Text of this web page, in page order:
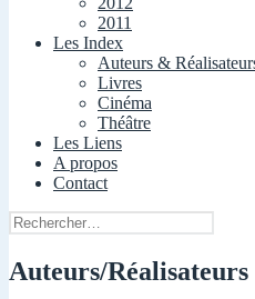
2011
Les Index
Auteurs &
Livres
Cinéma
Théâtre
Les Liens
A propos
Contact
Rechercher :
Auteurs/Réalisateurs